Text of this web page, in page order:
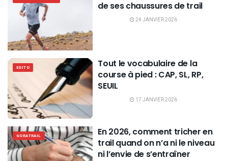
de ses chaussures de trail
24 JANVIER 2026
EDITO
Tout le vocabulaire de la
course à pied : CAP, SL, RP,
SEUIL
17 JANVIER 2026
GORATRAIL
En 2026, comment tricher en
trail quand on n’a ni le niveau
ni l’envie de s’entraîner